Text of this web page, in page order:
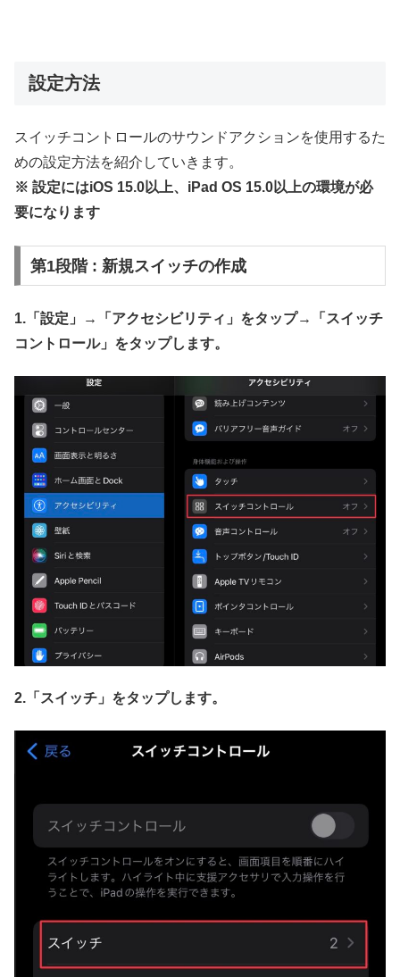
設定方法
スイッチコントロールのサウンドアクションを使用するた
めの設定方法を紹介していきます。
※ 設定にはiOS 15.0以上、iPad OS 15.0以上の環境が必
要になります
第1段階 : 新規スイッチの作成
1.「設定」→「アクセシビリティ」をタップ→
「スイッチ
コントロール」をタップします。
2.「スイッチ」 をタップします。